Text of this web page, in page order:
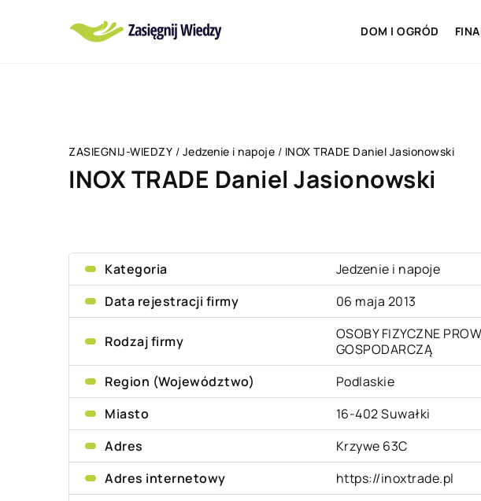
DOM I OGRÓD
ZASIEGNIJ-WIEDZY / Jedzenie i napoje / INOX TRADE Daniel Jasionowski
INOX TRADE Daniel Jasionowski
Kategoria
Jedzenie i napoje
Data rejestracji firmy
06 maja 2013
Rodzaj firmy
OSOBY FIZYCZNE
GOSPODARCZĄ
Region (Województwo)
Podlaskie
Miasto
16-402 Suwałki
Adres
Krzywe 63C
Adres internetowy
https://inoxtrade.pl